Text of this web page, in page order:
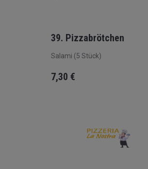
39. Pizzabrötchen
Salami (5 Stück)
7,30 €